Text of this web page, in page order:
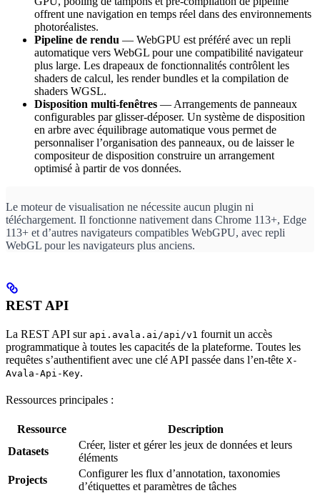
offrent une navigation en temps réel dans des environnements
photoréalistes.
Pipeline de rendu — WebGPU est préféré avec un repli
automatique vers WebGL pour une compatibilité navigateur
plus large. Les drapeaux de fonctionnalités contrôlent les
shaders de calcul, les render bundles et la compilation de
shaders WGSL.
Disposition multi-fenêtres — Arrangements de panneaux
configurables par glisser-déposer. Un système de disposition
en arbre avec équilibrage automatique vous permet de
personnaliser l’organisation des panneaux, ou de laisser le
compositeur de disposition construire un arrangement
optimisé à partir de vos données.
Le moteur de visualisation ne nécessite aucun plugin ni
téléchargement. Il fonctionne nativement dans Chrome 113+, Edge
113+ et d’autres navigateurs compatibles WebGPU, avec repli
WebGL pour les navigateurs plus anciens.
REST API
La REST API sur api.avala.ai/api/v1 fournit un accès
programmatique à toutes les capacités de la plateforme. Toutes les
requêtes s’authentifient avec une clé API passée dans l’en-tête X-
Avala-Api-Key.
Ressources principales :
Ressource
Description
Datasets
Créer, lister et gérer les jeux de données et leurs
éléments
Projects
Configurer les flux d’annotation, taxonomies
d’étiquettes et paramètres de tâches